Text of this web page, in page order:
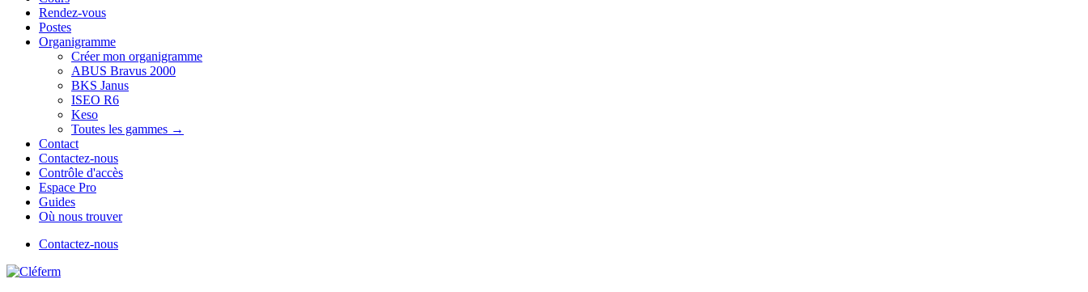
Rendez-vous
Postes
Organigramme
Créer mon organigramme
ABUS Bravus 2000
BKS Janus
ISEO R6
Keso
Toutes les gammes →
Contact
Contactez-nous
Contrôle d'accès
Espace Pro
Guides
Où nous trouver
Contactez-nous